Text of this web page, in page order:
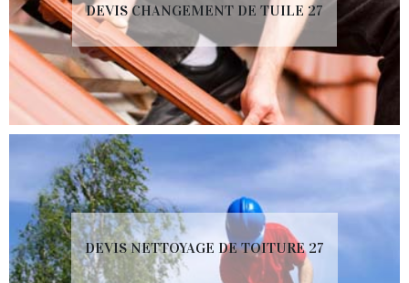
DEVIS CHANGEMENT DE TUILE 27
DEVIS NETTOYAGE DE TOITURE 27